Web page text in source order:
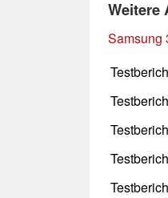
Weitere
Samsung